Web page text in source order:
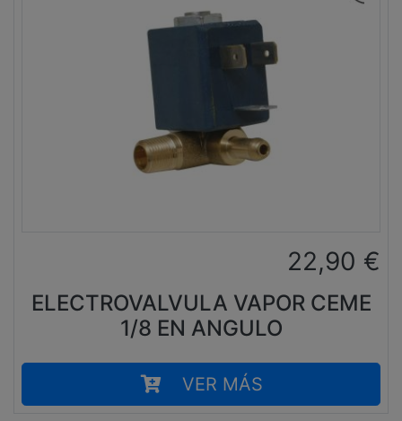
22,90 €
ELECTROVALVULA VAPOR CEME
1/8 EN ANGULO
VER MÁS